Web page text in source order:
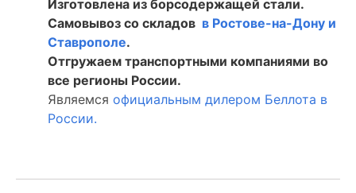
Изготовлена из борсодержащей стали.
Самовывоз со складов в Ростове-на-Дону и
Ставрополе.
Отгружаем транспортными компаниями во
все регионы России.
Являемся официальным дилером Беллота в
России.